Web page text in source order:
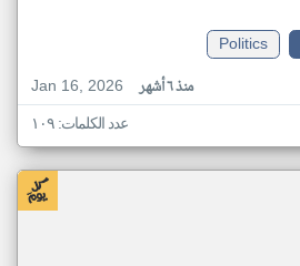
Politics
Jan 16, 2026
منذ ٦ أشهر
عدد الكلمات: ١٠٩